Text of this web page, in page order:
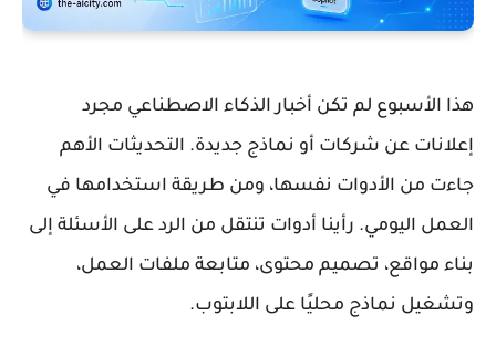
هذا الأسبوع لم تكن أخبار الذكاء الاصطناعي مجرد
إعلانات عن شركات أو نماذج جديدة. التحديثات الأهم
جاءت من الأدوات نفسها، ومن طريقة استخدامها في
العمل اليومي. رأينا أدوات تنتقل من الرد على الأسئلة إلى
بناء مواقع، تصميم محتوى، متابعة ملفات العمل،
وتشغيل نماذج محليًا على اللابتوب.